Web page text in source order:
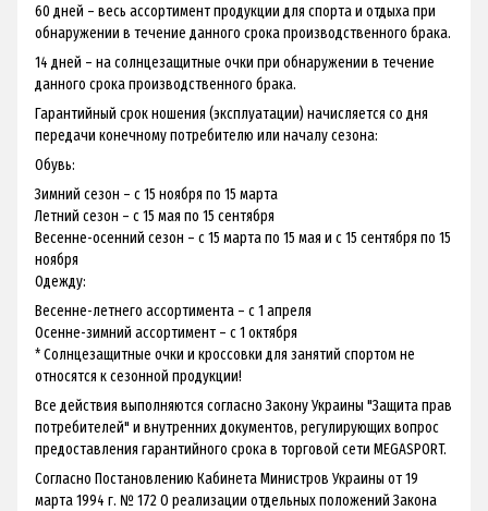
60 дней – весь ассортимент продукции для спорта и отдыха при
обнаружении в течение данного срока производственного брака.
14 дней – на солнцезащитные очки при обнаружении в течение
данного срока производственного брака.
Гарантийный срок ношения (эксплуатации) начисляется со дня
передачи конечному потребителю или началу сезона:
Обувь:
Зимний сезон – с 15 ноября по 15 марта
Летний сезон – с 15 мая по 15 сентября
Весенне-осенний сезон – с 15 марта по 15 мая и с 15 сентября по 15
ноября
Одежду:
Весенне-летнего ассортимента – с 1 апреля
Осенне-зимний ассортимент – с 1 октября
* Солнцезащитные очки и кроссовки для занятий спортом не
относятся к сезонной продукции!
Все действия выполняются согласно Закону Украины "Защита прав
потребителей" и внутренних документов, регулирующих вопрос
предоставления гарантийного срока в торговой сети MEGASPORT.
Согласно Постановлению Кабинета Министров Украины от 19
марта 1994 г. № 172 О реализации отдельных положений Закона